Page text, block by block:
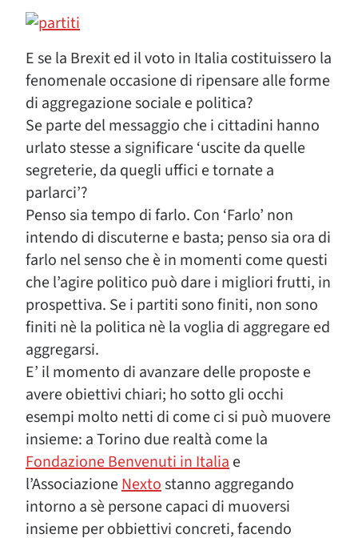
E se la Brexit ed il voto in Italia costituissero la
fenomenale occasione di ripensare alle forme
di aggregazione sociale e politica?
Se parte del messaggio che i cittadini hanno
urlato stesse a significare ‘uscite da quelle
segreterie, da quegli uffici e tornate a
parlarci’?
Penso sia tempo di farlo. Con ‘Farlo’ non
intendo di discuterne e basta; penso sia ora di
farlo nel senso che è in momenti come questi
che l’agire politico può dare i migliori frutti, in
prospettiva. Se i partiti sono finiti, non sono
finiti nè la politica nè la voglia di aggregare ed
aggregarsi.
E’ il momento di avanzare delle proposte e
avere obiettivi chiari; ho sotto gli occhi
esempi molto netti di come ci si può muovere
insieme: a Torino due realtà come la
Fondazione Benvenuti in Italiae
l’AssociazioneNextostanno aggregando
intorno a sè persone capaci di muoversi
insieme per obbiettivi concreti, facendo